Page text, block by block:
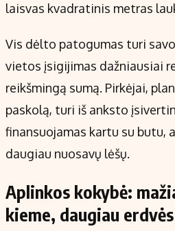
laisvas kvadratinis metras
Vis dėlto patogumas turi
vietos įsigijimas dažniausiai
reikšmingą sumą. Pirkėjai,
paskolą, turi iš anksto
finansuojamas kartu su butu,
daugiau nuosavų lėšų.
Aplinkos kokybė:
kieme, daugiau